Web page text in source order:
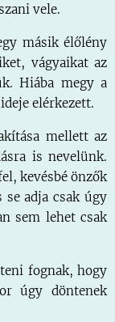
vele.
másik élőlény
vágyaikat az
Hiába megy a
elérkezett.
mellett az
is nevelünk.
kevésbé önzők
adja csak úgy
sem lehet csak
fognak, hogy
úgy döntenek